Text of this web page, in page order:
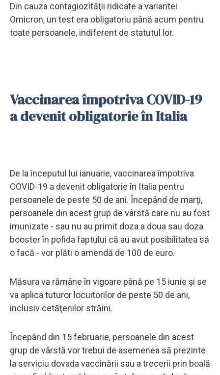
Din cauza contagiozităţii ridicate a variantei
Omicron, un test era obligatoriu până acum pentru
toate persoanele, indiferent de statutul lor.
Vaccinarea împotriva COVID-19
a devenit obligatorie în Italia
De la începutul lui ianuarie, vaccinarea împotriva
COVID-19 a devenit obligatorie în Italia pentru
persoanele de peste 50 de ani. Începând de marţi,
persoanele din acest grup de vârstă care nu au fost
imunizate - sau nu au primit doza a doua sau doza
booster în pofida faptului că au avut posibilitatea să
o facă - vor plăti o amendă de 100 de euro.
Măsura va rămâne în vigoare până pe 15 iunie şi se
va aplica tuturor locuitorilor de peste 50 de ani,
inclusiv cetăţenilor străini.
Începând din 15 februarie, persoanele din acest
grup de vârstă vor trebui de asemenea să prezinte
la serviciu dovada vaccinării sau a trecerii prin boală